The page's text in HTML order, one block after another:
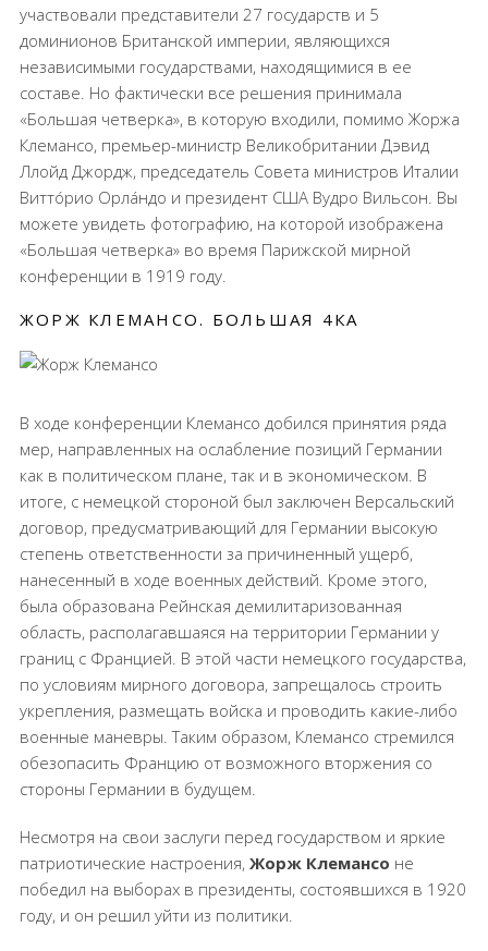
участвовали представители 27 государств и 5
доминионов Британской империи, являющихся
независимыми государствами, находящимися в ее
составе. Но фактически все решения принимала
«Большая четверка», в которую входили, помимо Жоржа
Клемансо, премьер-министр Великобритании Дэвид
Ллойд Джордж, председатель Совета министров Италии
Виттóрио Орлáндо и президент США Вудро Вильсон. Вы
можете увидеть фотографию, на которой изображена
«Большая четверка» во время Парижской мирной
конференции в 1919 году.
ЖОРЖ КЛЕМАНСО. БОЛЬШАЯ 4КА
В ходе конференции Клемансо добился принятия ряда
мер, направленных на ослабление позиций Германии
как в политическом плане, так и в экономическом. В
итоге, с немецкой стороной был заключен Версальский
договор, предусматривающий для Германии высокую
степень ответственности за причиненный ущерб,
нанесенный в ходе военных действий. Кроме этого,
была образована Рейнская демилитаризованная
область, располагавшаяся на территории Германии у
границ с Францией. В этой части немецкого государства,
по условиям мирного договора, запрещалось строить
укрепления, размещать войска и проводить какие-либо
военные маневры. Таким образом, Клемансо стремился
обезопасить Францию от возможного вторжения со
стороны Германии в будущем.
Несмотря на свои заслуги перед государством и яркие
патриотические настроения, Жорж Клемансо не
победил на выборах в президенты, состоявшихся в 1920
году, и он решил уйти из политики.